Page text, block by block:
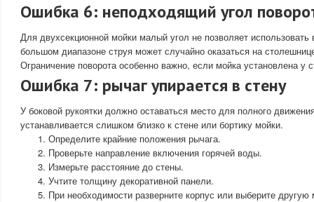
Ошибка 6: неподходящий угол
Для двухсекционной мойки малый угол не позволяет
большом диапазоне струя может случайно оказаться на
Ограничение поворота особенно важно, если мойка установлена у
Ошибка 7: рычаг упирается в стену
У боковой рукоятки должно оставаться место для полного
устанавливается слишком близко к стене или бортику мойки.
Определите крайние положения рычага.
Проверьте направление включения горячей воды.
Измерьте расстояние до стены.
Учтите толщину декоративной панели.
При необходимости разверните корпус или выберите